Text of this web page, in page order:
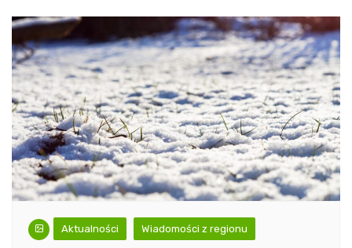
Aktualności Wiadomości z regionu